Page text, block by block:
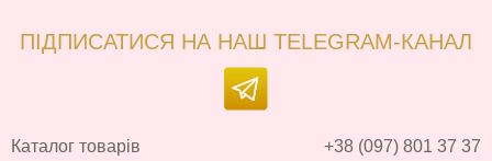
ПІДПИСАТИСЯ НА НАШ TELEGRAM-КАНАЛ
Каталог товарів +38 (097) 801 37 37